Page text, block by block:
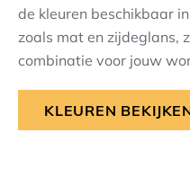
de kleuren beschikbaar
zoals mat en zijdeglans,
combinatie voor jouw
KLEUREN